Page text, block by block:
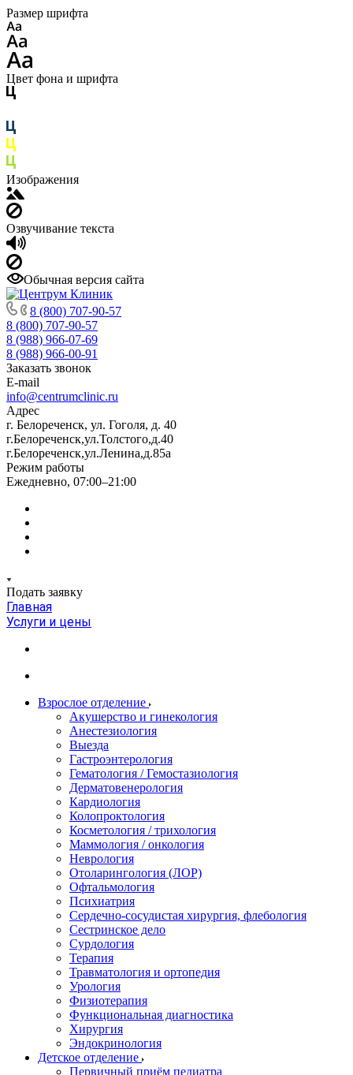
Размер шрифта
Цвет фона и шрифта
Изображения
Озвучивание текста
Обычная версия сайта
8 (800) 707-90-57
8 (800) 707-90-57
8 (988) 966-07-69
8 (988) 966-00-91
Заказать звонок
E-mail
info@centrumclinic.ru
Адрес
г. Белореченск, ул. Гоголя, д. 40
г.Белореченск,ул.Толстого,д.40
г.Белореченск,ул.Ленина,д.85а
Режим работы
Ежедневно, 07:00–21:00
Подать заявку
Главная
Услуги и цены
Взрослое отделение
Акушерство и гинекология
Анестезиология
Выезда
Гастроэнтерология
Гематология / Гемостазиология
Дерматовенерология
Кардиология
Колопроктология
Косметология / трихология
Маммология / онкология
Неврология
Отоларингология (ЛОР)
Офтальмология
Психиатрия
Сердечно-сосудистая хирургия, флебология
Сестринское дело
Сурдология
Терапия
Травматология и ортопедия
Урология
Физиотерапия
Функциональная диагностика
Хирургия
Эндокринология
Детское отделение
Первичный приём педиатра